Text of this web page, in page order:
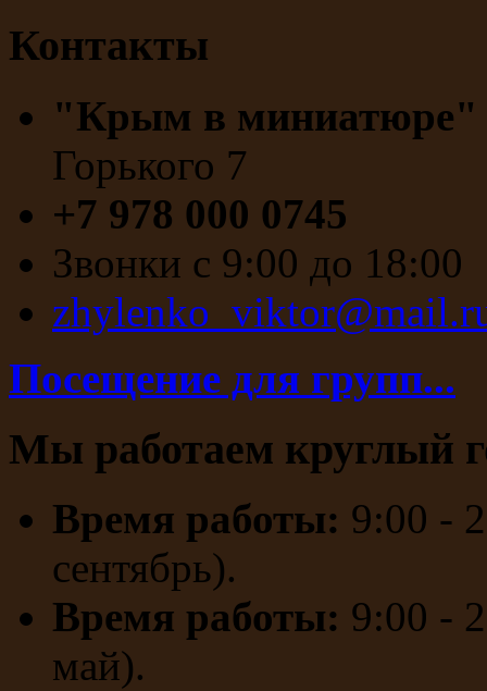
Контакты
"Крым в
Горького 7
+7 978 000 0745
Звонки с 9:00 до 18:00
Посещение для групп...
Мы работаем круглый
Время работы: 9:00 -
сентябрь).
Время работы: 9:00 -
май).